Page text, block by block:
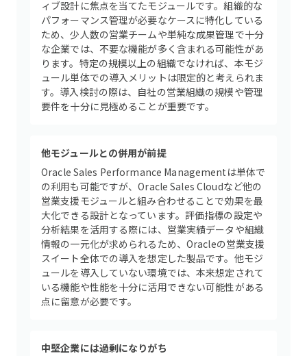
ィブ設計に焦点を当てたモジュールです。組織的な
パフォーマンス管理が必要なケースに特化している
ため、少人数の営業チームや単純な成果管理で十分
な企業では、不要な機能が多く含まれる可能性があ
ります。特定の規模以上の組織でなければ、本モジ
ュール単体での導入メリットは限定的と考えられま
す。導入検討の際は、自社の営業組織の規模や管理
要件を十分に見極めることが重要です。
他モジュールとの併用が前提
Oracle Sales Performance Managementは単体で
の利用も可能ですが、Oracle Sales Cloudなど他の
営業支援モジュールと組み合わせることで効果を最
大化できる設計となっています。評価指標の設定や
分析結果を活用する際には、営業実績データや組織
情報の一元化が求められるため、Oracleの営業支援
スイート全体での導入を想定した製品です。他モジ
ュールを導入していない環境では、本来想定されて
いる機能や性能を十分に活用できない可能性がある
点に留意が必要です。
中堅企業には過剰になりがち